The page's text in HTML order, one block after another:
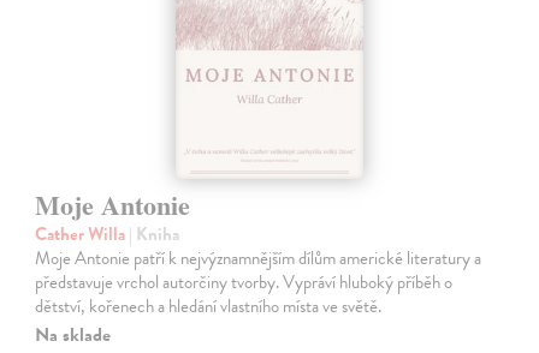
Moje Antonie
Cather Willa| Kniha
Moje Antonie patří k nejvýznamnějším dílům americké literatury a
představuje vrchol autorčiny tvorby. Vypráví hluboký příběh o
dětství, kořenech a hledání vlastního místa ve světě.
Na sklade